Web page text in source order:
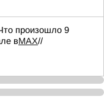
произошло 9
вMAX//